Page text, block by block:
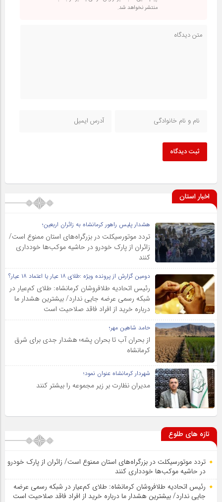
منتشر نخواهد شد.
ثبت دیدگاه
اخبار استان
هشدار پلیس راهور کرمانشاه به زائران اربعین؛
تردد موتورسیکلت در بزرگراه‌های استان ممنوع است/
زائران از پارک خودرو در حاشیه موکب‌ها خودداری
کنند
دومین گزارش از پرونده ویژه :طلای ۱۸ عیار یا اعتماد ۱۸ عیار؟
رئیس اتحادیه طلافروشان کرمانشاه: طلای کم‌عیار در
شبکه رسمی عرضه جایی ندارد/ بیشترین هشدار ما
درباره خرید از افراد فاقد صلاحیت است
حامد شاهین مهر؛
از بحران آب تا بحران پشه؛ هشدار جدی برای شرق
کرمانشاه
شهردار کرمانشاه عنوان نمود؛
مدیران نظارت بر زیر مجموعه را بیشتر کنند
تازه های طلوع
تردد موتورسیکلت در بزرگراه‌های استان ممنوع است/ زائران از پارک خودرو
در حاشیه موکب‌ها خودداری کنند
رئیس اتحادیه طلافروشان کرمانشاه: طلای کم‌عیار در شبکه رسمی عرضه
جایی ندارد/ بیشترین هشدار ما درباره خرید از افراد فاقد صلاحیت است